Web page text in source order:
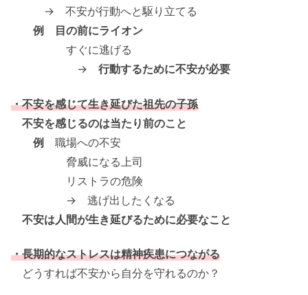
→ 不安が行動へと駆り立てる
例 目の前にライオン
すぐに逃げる
→ 行動するために不安が必要
・不安を感じて生き延びた祖先の子孫
不安を感じるのは当たり前のこと
例 職場への不安
脅威になる上司
リストラの危険
→ 逃げ出したくなる
不安は人間が生き延びるために必要なこと
・長期的なストレスは精神疾患につながる
どうすれば不安から自分を守れるのか？